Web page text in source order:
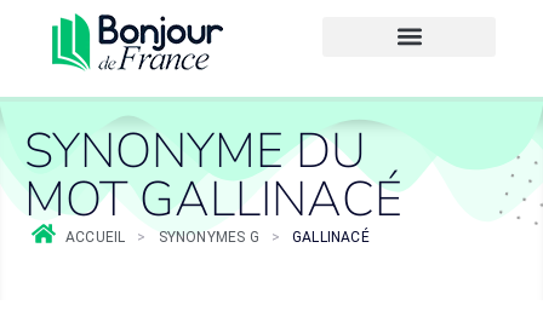
SYNONYME DU
MOT GALLINACÉ
ACCUEIL > SYNONYMES G > GALLINACÉ